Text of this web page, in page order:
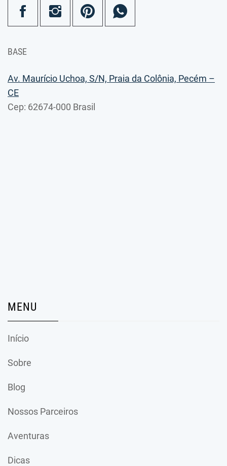
BASE
Av. Maurício Uchoa, S/N, Praia da Colônia, Pecém –
CE
Cep: 62674-000 Brasil
MENU
Início
Sobre
Blog
Nossos Parceiros
Aventuras
Dicas